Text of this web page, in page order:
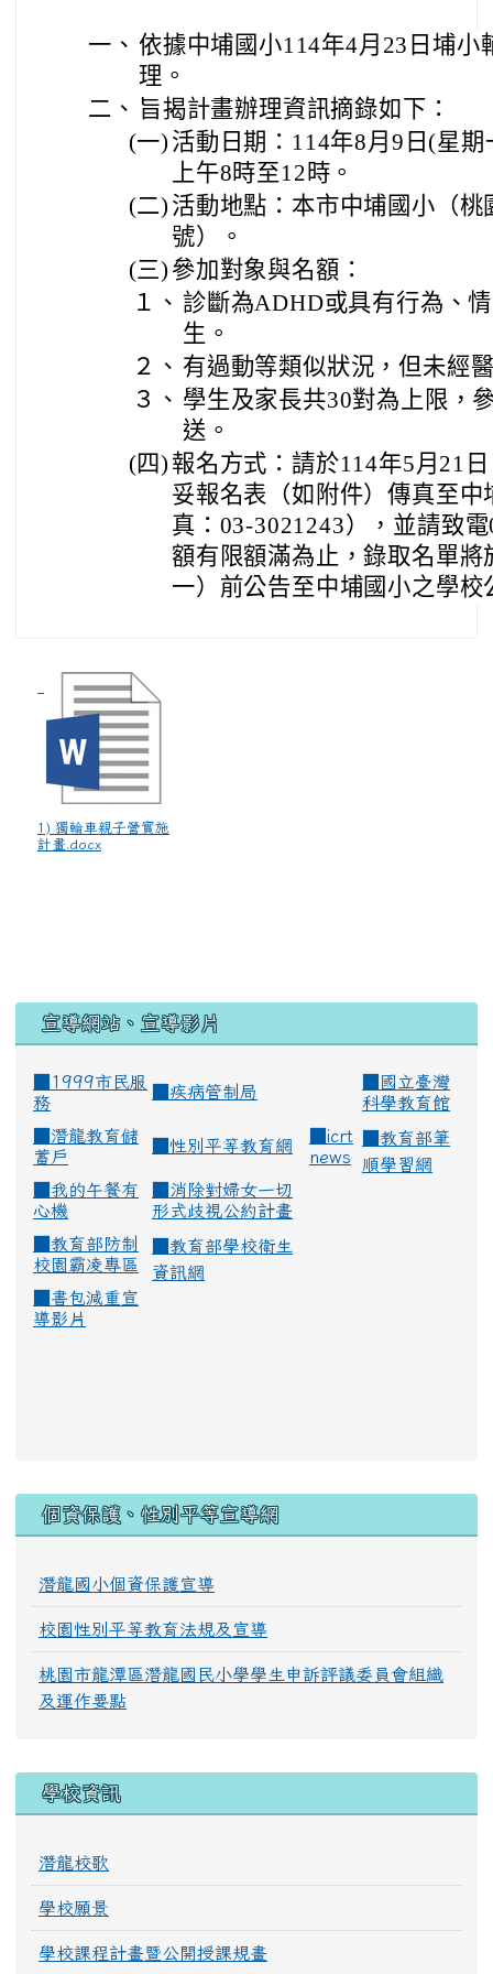
一、 依據中埔國小114年4月23日埔小
理。
二、 旨揭計畫辦理資訊摘錄如下：
(一) 活動日期：114年8月9日(星
上午8時至12時。
(二) 活動地點：本市中埔國小（
號）。
(三) 參加對象與名額：
１、 診斷為ADHD或具有行為、
生。
２、 有過動等類似狀況，但未經
３、 學生及家長共30對為上限，
送。
(四) 報名方式：請於114年5月21
妥報名表（如附件）傳真至
真：03-3021243），並請致
額有限額滿為止，錄取名單將
一）前公告至中埔國小之學校
1) 獨輪車親子營實施
計畫.docx
宣導網站、宣導影片
■1999市民服
務
疾病管制局
國立臺灣
科學教育館
潛龍教育儲
蓄戶
性別平等教育網
icrt
news
教育部筆
順學習網
我的午餐有
心機
消除對婦女一切
形式歧視公約計畫
教育部防制
校園霸凌專區
教育部學校衛生
資訊網
書包減重宣
導影片
個資保護、性別平等宣導網
潛龍國小個資保護宣導
校園性別平等教育法規及宣導
桃園市龍潭區潛龍國民小學學生申訴評議委員會組織
及運作要點
學校資訊
潛龍校歌
學校願景
學校課程計畫暨公開授課規畫